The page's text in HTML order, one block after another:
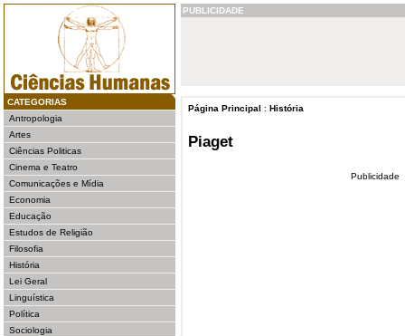
CATEGORIAS
Antropologia
Artes
Ciências Politicas
Cinema e Teatro
Comunicações e Mídia
Economia
Educação
Estudos de Religião
Filosofia
História
Lei Geral
Linguística
Política
Sociologia
PUBLICIDADE
Página Principal : História
Piaget
Publicidade